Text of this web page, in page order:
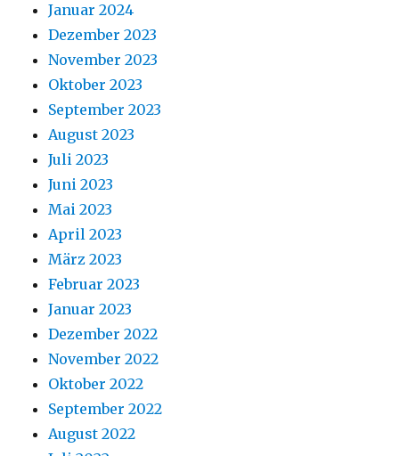
Januar 2024
Dezember 2023
November 2023
Oktober 2023
September 2023
August 2023
Juli 2023
Juni 2023
Mai 2023
April 2023
März 2023
Februar 2023
Januar 2023
Dezember 2022
November 2022
Oktober 2022
September 2022
August 2022